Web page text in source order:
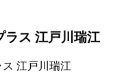
ス 江戸川瑞江